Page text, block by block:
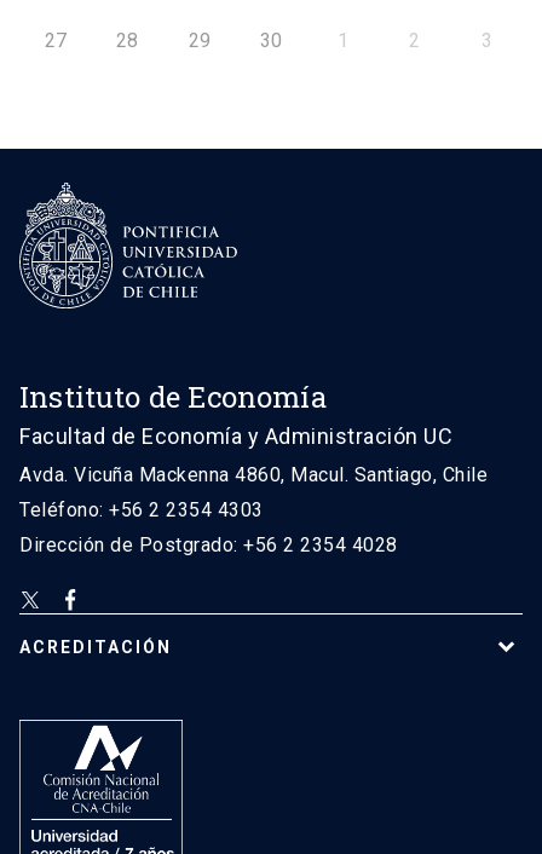
27 28 29 30 1 2 3
Instituto de Economía
Facultad de Economía y Administración UC
Avda. Vicuña Mackenna 4860, Macul. Santiago, Chile
Teléfono: +56 2 2354 4303
Dirección de Postgrado: +56 2 2354 4028
ACREDITACIÓN